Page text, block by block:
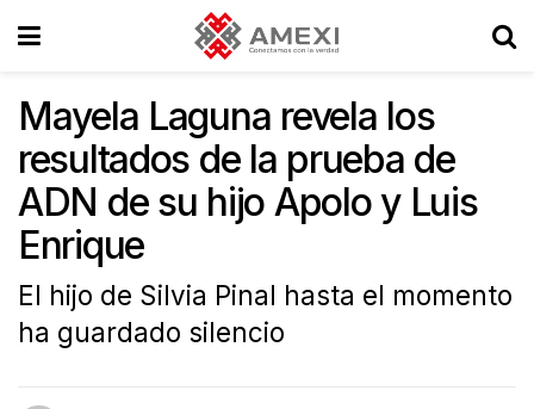
Mayela Laguna revela los
resultados de la prueba de
ADN de su hijo Apolo y Luis
Enrique
El hijo de Silvia Pinal hasta el momento
ha guardado silencio